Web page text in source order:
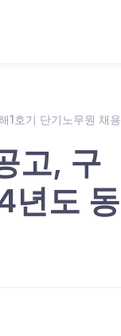
1호기 단기노무원 채용
고, 구
년도 동